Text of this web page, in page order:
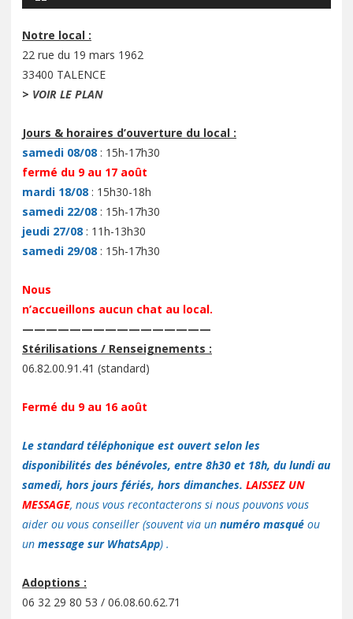
Notre local :
22 rue du 19 mars 1962
33400 TALENCE
> VOIR LE PLAN
Jours & horaires d’ouverture du local :
samedi 08/08 : 15h-17h30
fermé du 9 au 17 août
mardi 18/08 : 15h30-18h
samedi 22/08 : 15h-17h30
jeudi 27/08 : 11h-13h30
samedi 29/08 : 15h-17h30
Nous
n’accueillons aucun chat au local.
————————————————
Stérilisations / Renseignements :
06.82.00.91.41 (standard)
Fermé du 9 au 16 août
Le standard téléphonique est ouvert selon les
disponibilités des bénévoles, entre 8h30 et 18h, du lundi au
samedi, hors jours fériés, hors dimanches. LAISSEZ UN
MESSAGE, nous vous recontacterons si nous pouvons vous
aider ou vous conseiller (souvent via un numéro masqué ou
un message sur WhatsApp) .
Adoptions :
06 32 29 80 53 / 06.08.60.62.71